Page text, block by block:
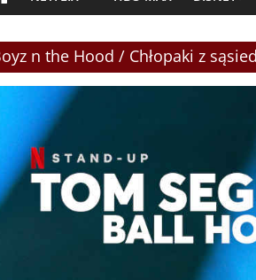
n the Hood / Chłopaki z